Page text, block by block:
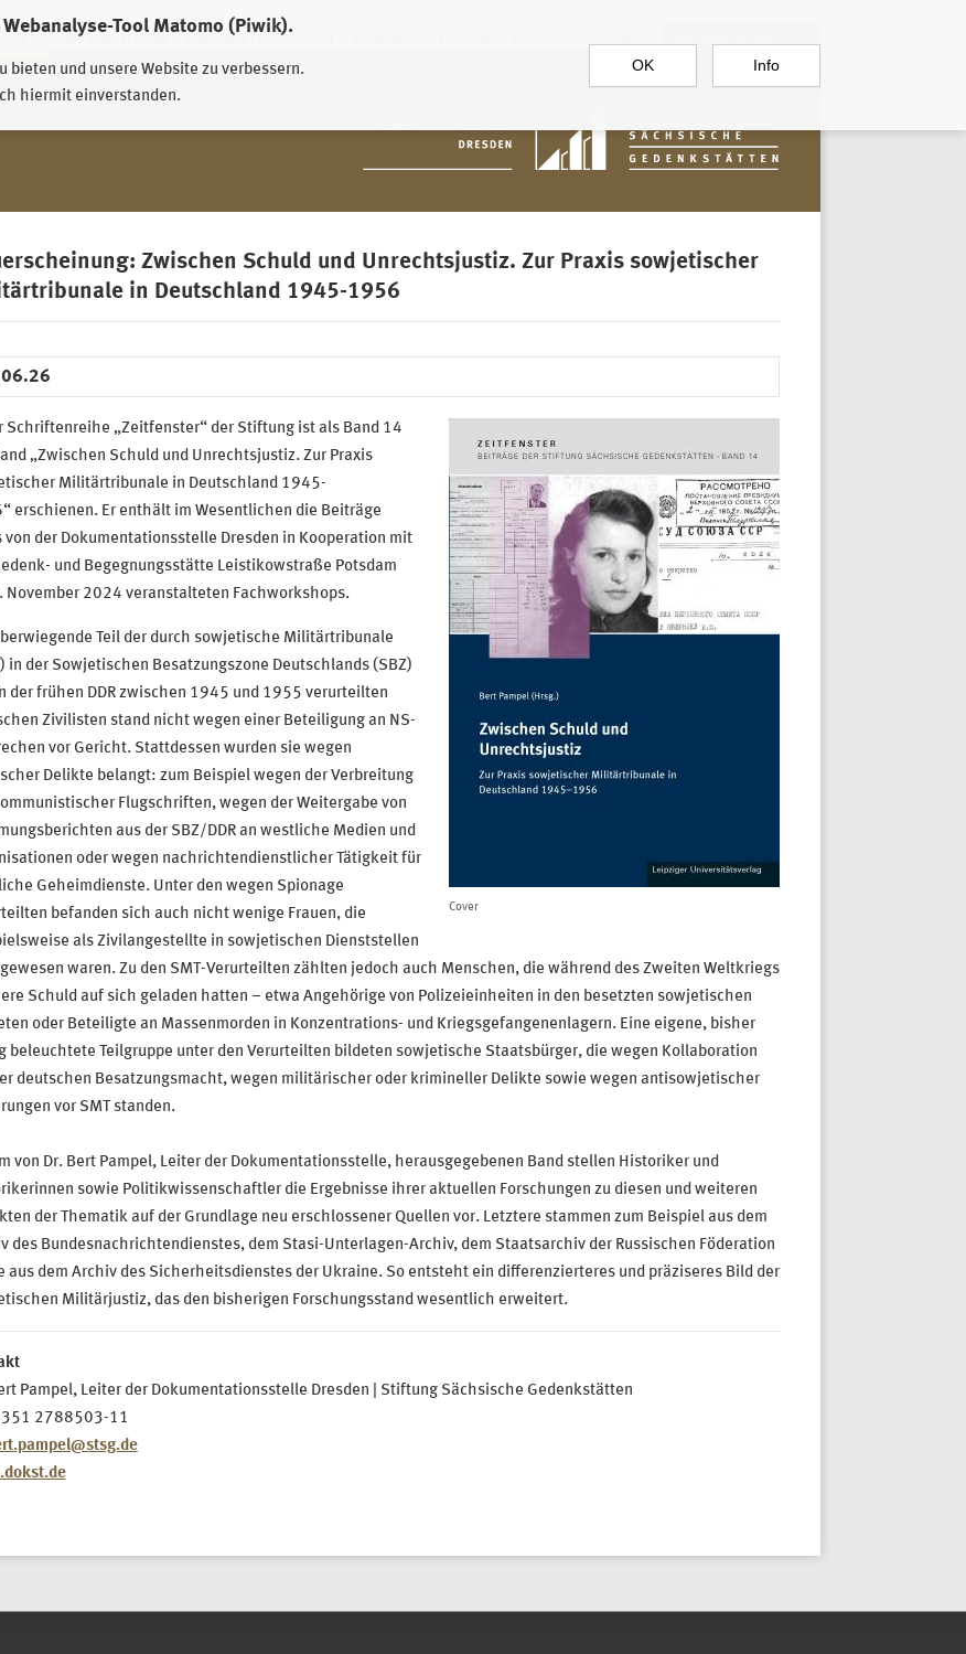
Tool Matomo (Piwik).
bieten und unsere Website zu verbessern.
hiermit einverstanden.
OK Info
EHRENHAIN ZEITHAIN MÜNCHNER PLATZ DRESDEN
Zwischen Schuld und Unrechtsjustiz. Zur Praxis sowjetischer
in Deutschland 1945-1956
Cover
Schriftenreihe „Zeitfenster“ der Stiftung ist als Band 14
„Zwischen Schuld und Unrechtsjustiz. Zur Praxis
Militärtribunale in Deutschland 1945-
erschienen. Er enthält im Wesentlichen die Beiträge
von der Dokumentationsstelle Dresden in Kooperation mit
und Begegnungsstätte Leistikowstraße Potsdam
November 2024 veranstalteten Fachworkshops.
Teil der durch sowjetische Militärtribunale
in der Sowjetischen Besatzungszone Deutschlands (SBZ)
der frühen DDR zwischen 1945 und 1955 verurteilten
Zivilisten stand nicht wegen einer Beteiligung an NS-
vor Gericht. Stattdessen wurden sie wegen
Delikte belangt: zum Beispiel wegen der Verbreitung
Flugschriften, wegen der Weitergabe von
aus der SBZ/DDR an westliche Medien und
oder wegen nachrichtendienstlicher Tätigkeit für
Geheimdienste. Unter den wegen Spionage
befanden sich auch nicht wenige Frauen, die
als Zivilangestellte in sowjetischen Dienststellen
waren. Zu den SMT-Verurteilten zählten jedoch auch Menschen, die während des Zweiten Weltkriegs
Schuld auf sich geladen hatten – etwa Angehörige von Polizeieinheiten in den besetzten sowjetischen
oder Beteiligte an Massenmorden in Konzentrations- und Kriegsgefangenenlagern. Eine eigene, bisher
beleuchtete Teilgruppe unter den Verurteilten bildeten sowjetische Staatsbürger, die wegen Kollaboration
deutschen Besatzungsmacht, wegen militärischer oder krimineller Delikte sowie wegen antisowjetischer
vor SMT standen.
von Dr. Bert Pampel, Leiter der Dokumentationsstelle, herausgegebenen Band stellen Historiker und
sowie Politikwissenschaftler die Ergebnisse ihrer aktuellen Forschungen zu diesen und weiteren
der Thematik auf der Grundlage neu erschlossener Quellen vor. Letztere stammen zum Beispiel aus dem
des Bundesnachrichtendienstes, dem Stasi-Unterlagen-Archiv, dem Staatsarchiv der Russischen Föderation
aus dem Archiv des Sicherheitsdienstes der Ukraine. So entsteht ein differenzierteres und präziseres Bild der
Militärjustiz, das den bisherigen Forschungsstand wesentlich erweitert.
Pampel, Leiter der Dokumentationsstelle Dresden | Stiftung Sächsische Gedenkstätten
2788503-11